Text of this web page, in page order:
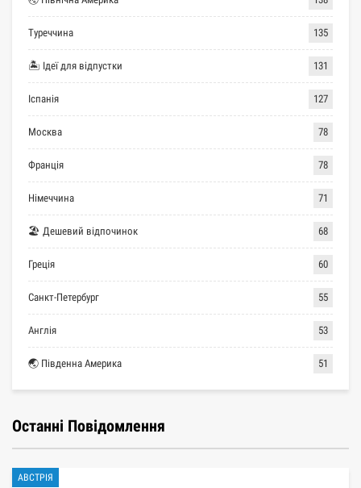
Туреччина 135
🏝 Ідеї для відпустки 131
Іспанія 127
Москва 78
Франція 78
Німеччина 71
🏖 Дешевий відпочинок 68
Греція 60
Санкт-Петербург 55
Англія 53
🌏 Південна Америка 51
Останні Повідомлення
АВСТРІЯ